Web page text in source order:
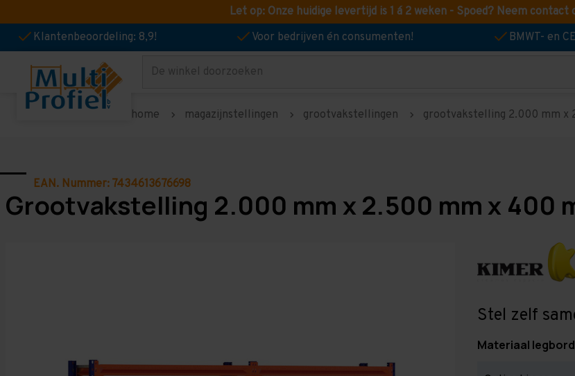
Let op: Onze huidige levertijd is 1 á 2 weken - Spoed? Neem contact
Klantenbeoordeling: 8,9!
Voor bedrijven én consumenten! BMWT- en
Zoeken
home magazijnstellingen grootvakstellingen grootvakstelling 2.000 mm x
EAN. Nummer: 7434613676698
Grootvakstelling 2.000 mm x 2.500 mm x 400
Stel zelf
Materiaal